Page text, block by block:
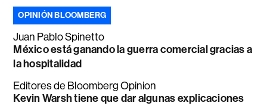
OPINIÓN BLOOMBERG
Juan Pablo Spinetto
México está ganando la guerra comercial gracias a
la hospitalidad
Editores de Bloomberg Opinion
Kevin Warsh tiene que dar algunas explicaciones